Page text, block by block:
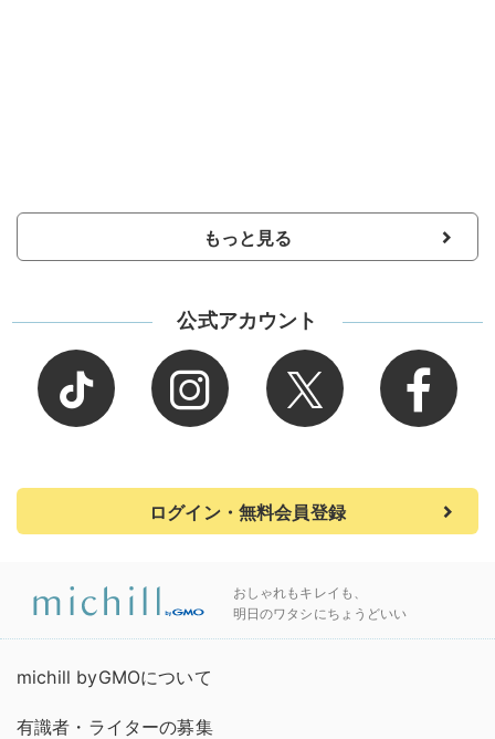
もっと見る
公式アカウント
ログイン・無料会員登録
おしゃれもキレイも、
明日のワタシにちょうどいい
michill byGMOについて
有識者・ライターの募集